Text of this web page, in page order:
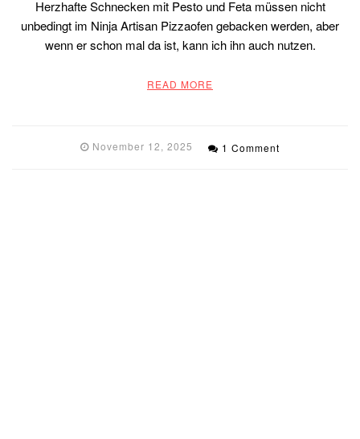
Herzhafte Schnecken mit Pesto und Feta müssen nicht
unbedingt im Ninja Artisan Pizzaofen gebacken werden, aber
wenn er schon mal da ist, kann ich ihn auch nutzen.
READ MORE
November 12, 2025 1 Comment